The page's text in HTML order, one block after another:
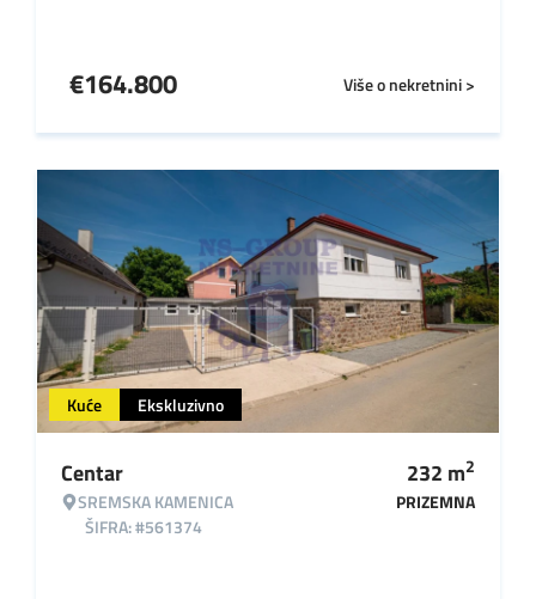
Više o nekretnini >
€164.800
Kuće Ekskluzivno
Centar
SREMSKA KAMENICA
ŠIFRA: #561374
232 m2
PRIZEMNA